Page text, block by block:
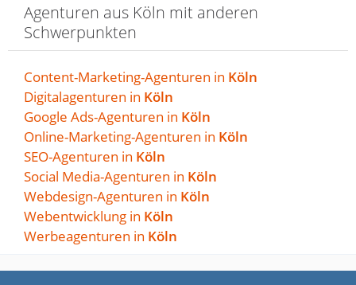
Agenturen aus Köln mit anderen
Schwerpunkten
Content-Marketing-Agenturen in Köln
Digitalagenturen in Köln
Google Ads-Agenturen in Köln
Online-Marketing-Agenturen in Köln
SEO-Agenturen in Köln
Social Media-Agenturen in Köln
Webdesign-Agenturen in Köln
Webentwicklung in Köln
Werbeagenturen in Köln